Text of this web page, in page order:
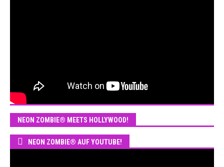
NEON ZOMBIE® MEETS HOLLYWOOD!
NEON ZOMBIE® AUF YOUTUBE!